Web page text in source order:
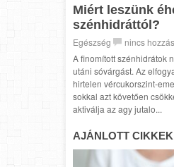
Miért leszünk
szénhidráttól?
Egészség
nincs
A finomított szénhidrátok
utáni sóvárgást. Az
hirtelen vércukorszint-
sokkal azt követően
aktiválja az agy jutalo...
AJÁNLOTT CIKKEK